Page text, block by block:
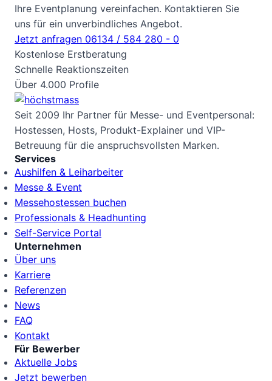
Ihre Eventplanung vereinfachen. Kontaktieren Sie
uns für ein unverbindliches Angebot.
Jetzt anfragen 06134 / 584 280 - 0
Kostenlose Erstberatung
Schnelle Reaktionszeiten
Über 4.000 Profile
Seit 2009 Ihr Partner für Messe- und Eventpersonal:
Hostessen, Hosts, Produkt-Explainer und VIP-
Betreuung für die anspruchsvollsten Marken.
Services
Aushilfen & Leiharbeiter
Messe & Event
Messehostessen buchen
Professionals & Headhunting
Self-Service Portal
Unternehmen
Über uns
Karriere
Referenzen
News
FAQ
Kontakt
Für Bewerber
Aktuelle Jobs
Jetzt bewerben